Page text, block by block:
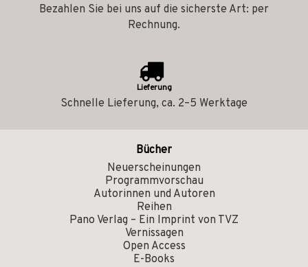
Bezahlen Sie bei uns auf die sicherste Art: per
Rechnung.
Lieferung
Schnelle Lieferung, ca. 2–5 Werktage
Bücher
Neuerscheinungen
Programmvorschau
Autorinnen und Autoren
Reihen
Pano Verlag – Ein Imprint von TVZ
Vernissagen
Open Access
E-Books